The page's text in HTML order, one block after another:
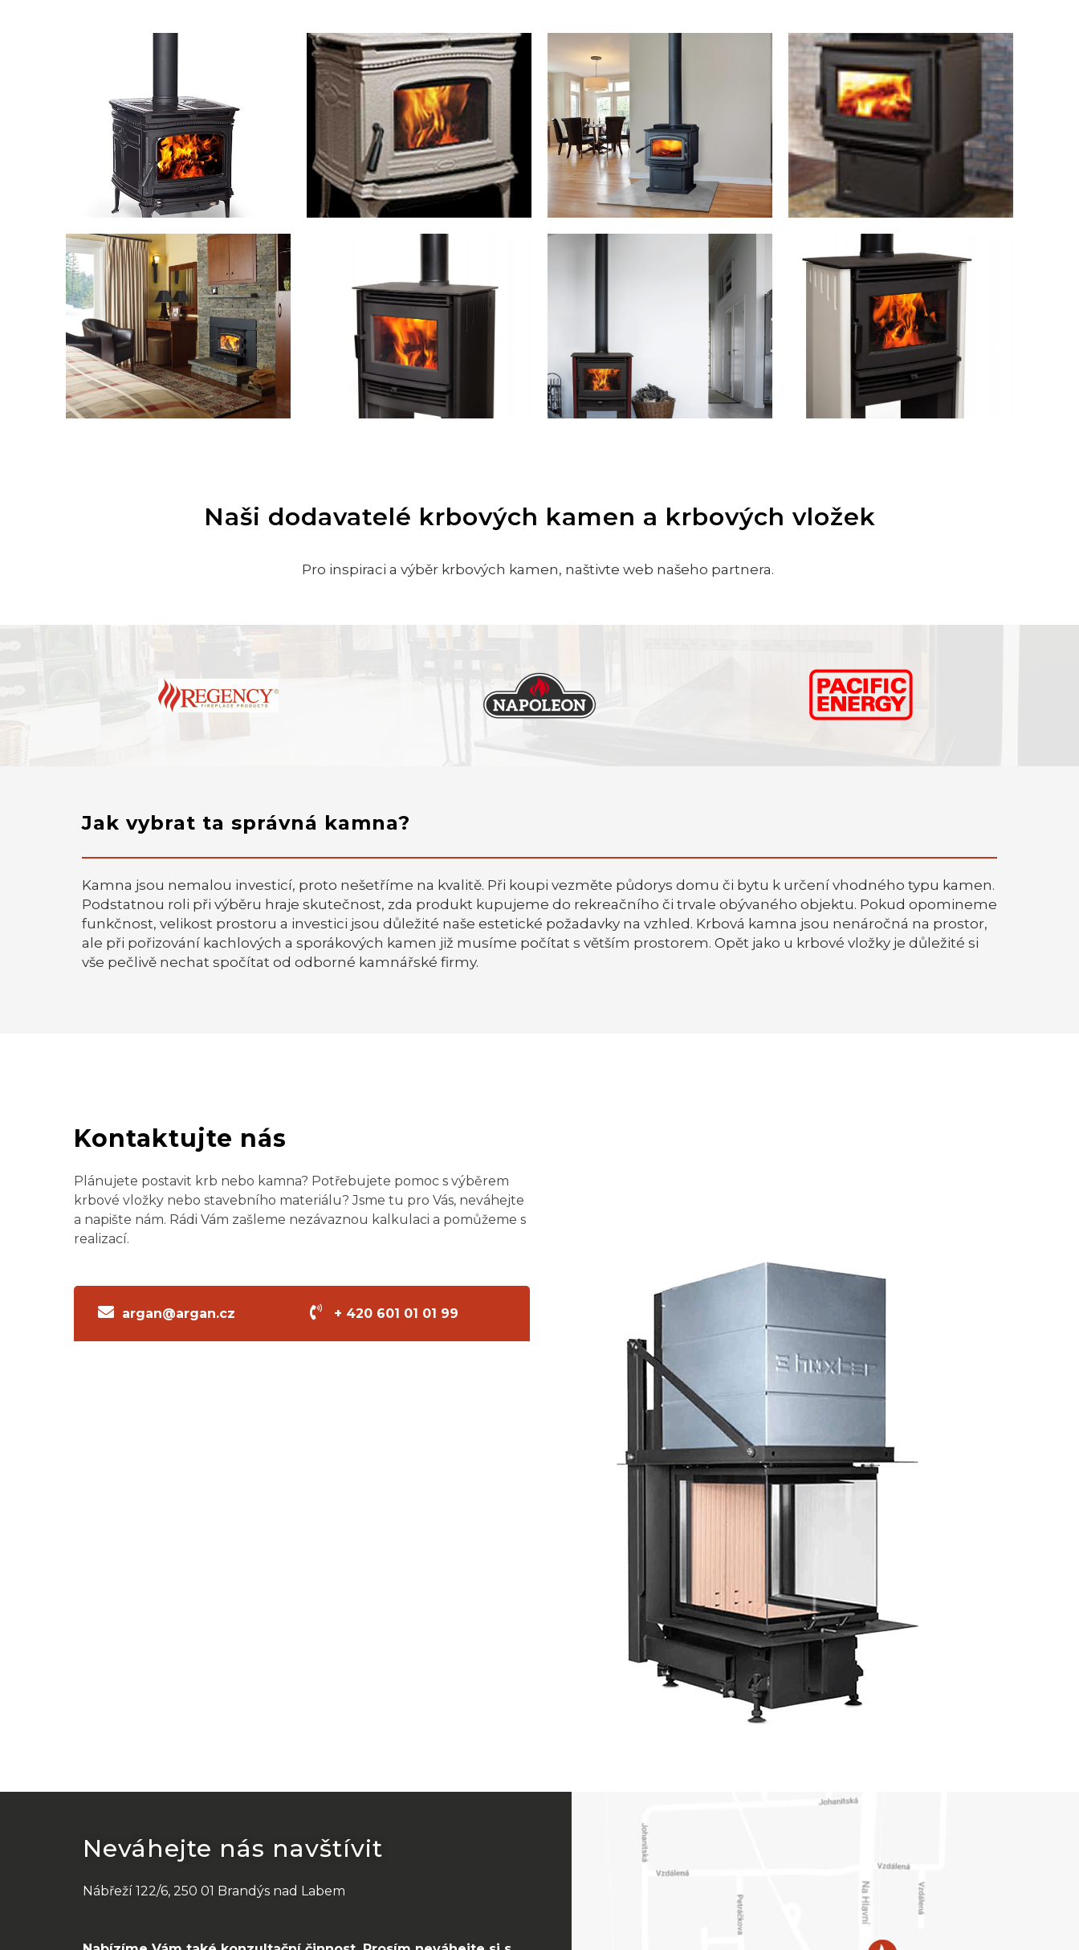
Naši dodavatelé krbových kamen a krbových vložek
Pro inspiraci a výběr krbových kamen, naštivte web našeho partnera.
Jak vybrat ta správná kamna?
Kamna jsou nemalou investicí, proto nešetříme na kvalitě. Při koupi vezměte půdorys domu či bytu k určení vhodného typu kamen.
Podstatnou roli při výběru hraje skutečnost, zda produkt kupujeme do rekreačního či trvale obývaného objektu. Pokud opomineme
funkčnost, velikost prostoru a investici jsou důležité naše estetické požadavky na vzhled. Krbová kamna jsou nenáročná na prostor,
ale při pořizování kachlových a sporákových kamen již musíme počítat s větším prostorem. Opět jako u krbové vložky je důležité si
vše pečlivě nechat spočítat od odborné kamnářské firmy.
Kontaktujte nás
Plánujete postavit krb nebo kamna? Potřebujete pomoc s výběrem
krbové vložky nebo stavebního materiálu? Jsme tu pro Vás, neváhejte
a napište nám. Rádi Vám zašleme nezávaznou kalkulaci a pomůžeme s
realizací.
argan@argan.cz + 420 601 01 01 99
Neváhejte nás navštívit
Nábřeží 122/6, 250 01 Brandýs nad Labem